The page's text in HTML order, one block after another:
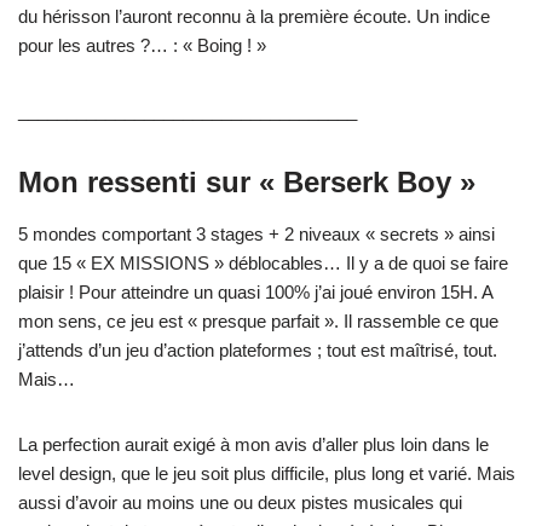
du hérisson l’auront reconnu à la première écoute. Un indice
pour les autres ?… : « Boing ! »
Mon ressenti sur « Berserk Boy »
5 mondes comportant 3 stages + 2 niveaux « secrets » ainsi
que 15 « EX MISSIONS » déblocables… Il y a de quoi se faire
plaisir ! Pour atteindre un quasi 100% j’ai joué environ 15H. A
mon sens, ce jeu est « presque parfait ». Il rassemble ce que
j’attends d’un jeu d’action plateformes ; tout est maîtrisé, tout.
Mais…
La perfection aurait exigé à mon avis d’aller plus loin dans le
level design, que le jeu soit plus difficile, plus long et varié. Mais
aussi d’avoir au moins une ou deux pistes musicales qui